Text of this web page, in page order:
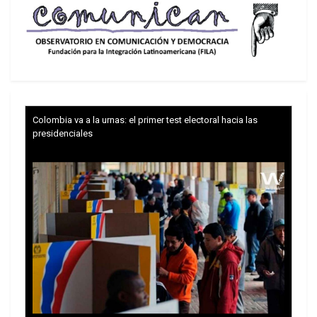
implementadas por los llamados “países
totalitarios” .
Dicho control se habría iniciado tras la II Guerra
Mundial con la implementación del programa
Echelon (la mayor red de espionaje y análisis para
interceptar comunicaciones electrónicas de la
historia) y cuya existencia fue denunciada en
1.976 por Winslow Peck y posteriormente
constatada por el Parlamento Europeo en el
Colombia va a la urnas: el primer test electoral hacia las
presidenciales